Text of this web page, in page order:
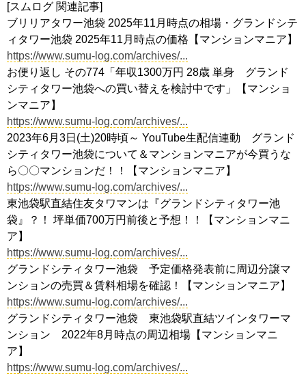
[スムログ 関連記事]
ブリリアタワー池袋 2025年11月時点の相場・グランドシテ
ィタワー池袋 2025年11月時点の価格【マンションマニア】
https://www.sumu-log.com/archives/...
お便り返し その774「年収1300万円 28歳 単身 グランド
シティタワー池袋への買い替えを検討中です」【マンショ
ンマニア】
https://www.sumu-log.com/archives/...
2023年6月3日(土)20時頃～ YouTube生配信連動 グランド
シティタワー池袋について＆マンションマニアが今買うな
ら〇〇マンションだ！！【マンションマニア】
https://www.sumu-log.com/archives/...
東池袋駅直結住友タワマンは『グランドシティタワー池
袋』？！ 坪単価700万円前後と予想！！【マンションマニ
ア】
https://www.sumu-log.com/archives/...
グランドシティタワー池袋 予定価格発表前に周辺分譲マ
ンションの売買＆賃料相場を確認！【マンションマニア】
https://www.sumu-log.com/archives/...
グランドシティタワー池袋 東池袋駅直結ツインタワーマ
ンション 2022年8月時点の周辺相場【マンションマニ
ア】
https://www.sumu-log.com/archives/...